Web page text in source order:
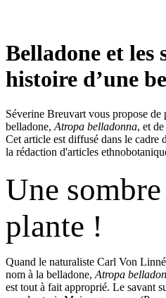
Belladone et les
histoire d’une
Séverine Breuvart vous propose de
belladone, Atropa belladonna, et
Cet article est diffusé dans le cadre
la rédaction d'articles
Une
plante !
Quand le naturaliste Carl Von
nom à la belladone, Atropa
est tout à fait approprié. Le savant